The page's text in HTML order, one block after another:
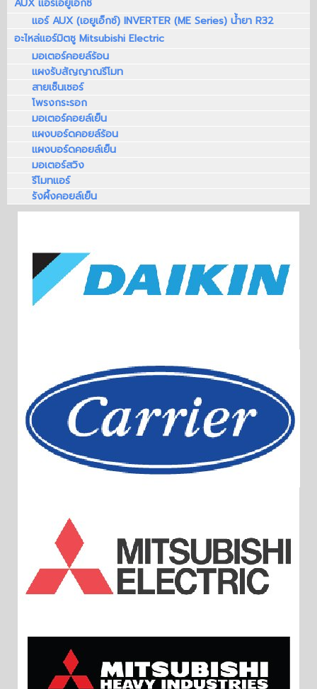
AUX แอร์เอยูเอ็กซ์
แอร์ AUX (เอยูเอ็กซ์) INVERTER (ME Series) น้ำยา R32
อะไหล่แอร์มิตซู Mitsubishi Electric
มอเตอร์คอยล์ร้อน
แผงรับสัญญาณรีโมท
สายเซ็นเซอร์
โพรงกระรอก
มอเตอร์คอยล์เย็น
แผงบอร์ดคอยล์ร้อน
แผงบอร์ดคอยล์เย็น
มอเตอร์สวิง
รีโมทแอร์
รังผึ้งคอยล์เย็น